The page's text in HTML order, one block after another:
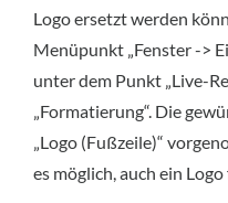
Logo ersetzt werden
Menüpunkt „Fenster ->
unter dem Punkt „Live-
„Formatierung“. Die
„Logo (Fußzeile)“
es möglich, auch ein